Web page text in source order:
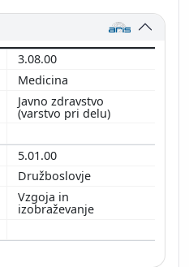
3.08.00
Medicina
Javno zdravstvo
(varstvo pri delu)
5.01.00
Družboslovje
Vzgoja in
izobraževanje